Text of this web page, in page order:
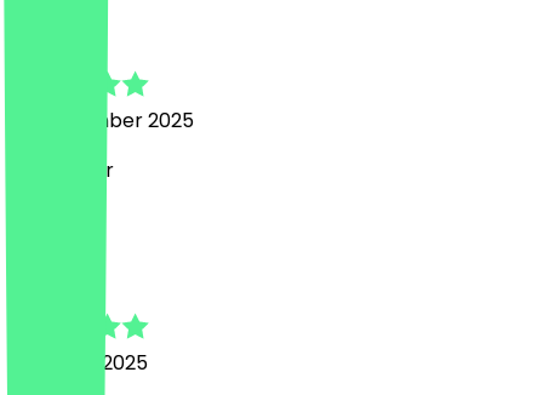
25. Dezember 2025
Alles super
8. Januar 2025